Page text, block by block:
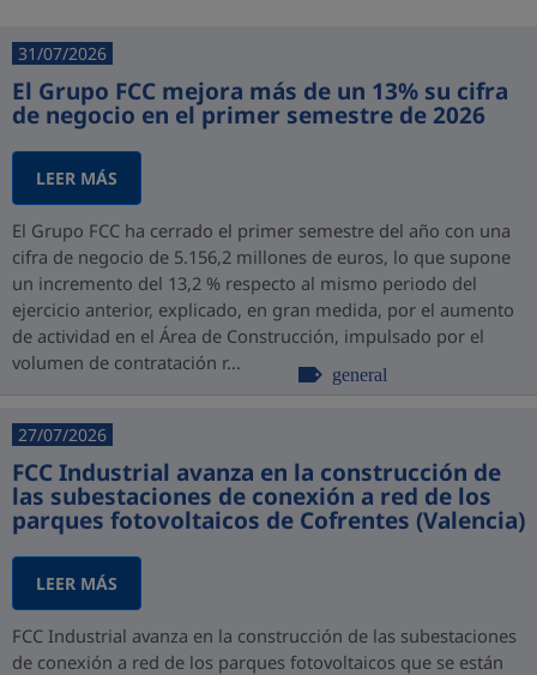
31/07/2026
El Grupo FCC mejora más de un 13% su cifra
de negocio en el primer semestre de 2026
LEER MÁS
El Grupo FCC ha cerrado el primer semestre del año con una
cifra de negocio de 5.156,2 millones de euros, lo que supone
un incremento del 13,2 % respecto al mismo periodo del
ejercicio anterior, explicado, en gran medida, por el aumento
de actividad en el Área de Construcción, impulsado por el
volumen de contratación r...
general
27/07/2026
FCC Industrial avanza en la construcción de
las subestaciones de conexión a red de los
parques fotovoltaicos de Cofrentes (Valencia)
LEER MÁS
FCC Industrial avanza en la construcción de las subestaciones
de conexión a red de los parques fotovoltaicos que se están